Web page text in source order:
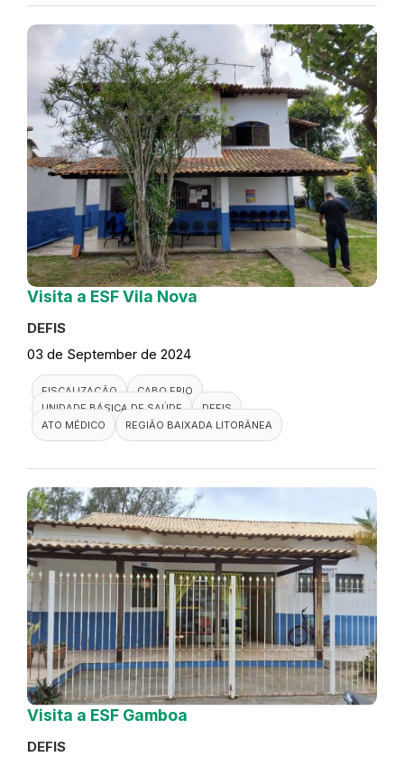
Visita a ESF Vila Nova
DEFIS
03 de September de 2024
FISCALIZAÇÃO
CABO FRIO
UNIDADE BÁSICA DE SAÚDE
DEFIS
ATO MÉDICO
REGIÃO BAIXADA LITORÂNEA
Visita a ESF Gamboa
DEFIS